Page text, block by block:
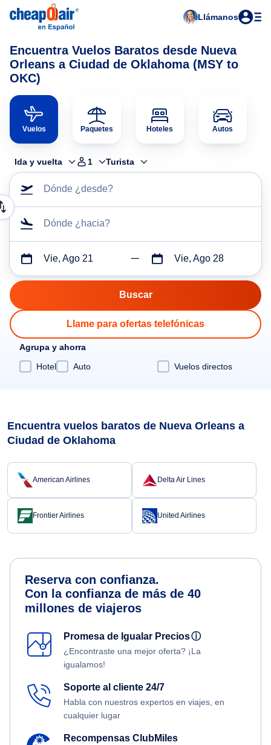
Llámanos
Encuentra Vuelos Baratos desde Nueva
Orleans a Ciudad de Oklahoma (MSY to
OKC)
Vuelos Paquetes Hoteles Autos
Ida y vuelta 1 Turista
Dónde ¿desde?
Dónde ¿hacia?
Vie, Ago 21 Vie, Ago 28
Llame para ofertas telefónicas
Agrupa y ahorra
Hotel
Auto Vuelos directos
Encuentra vuelos baratos de Nueva Orleans a
Ciudad de Oklahoma
American Airlines Delta Air Lines
Frontier Airlines United Airlines
Reserva con confianza.
Con la confianza de más de 40
millones de viajeros
Promesa de Igualar Preciosⓘ
¿Encontraste una mejor oferta? ¡La
igualamos!
Soporte al cliente 24/7
Habla con nuestros expertos en viajes, en
cualquier lugar
Recompensas ClubMiles